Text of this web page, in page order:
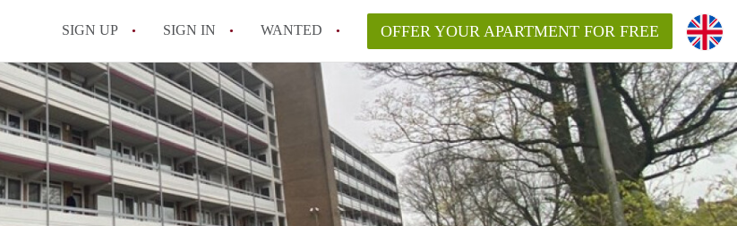
SIGN UP SIGN IN WANTED OFFER YOUR APARTMENT FOR FREE